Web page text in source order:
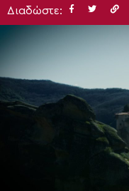
Διαδώστε: